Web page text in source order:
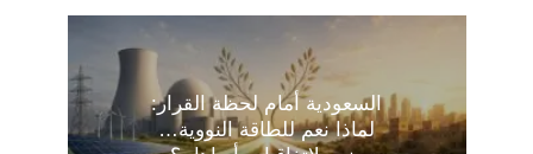
السعودية أمام لحظة القرار:
لماذا نعم للطاقة النووية…